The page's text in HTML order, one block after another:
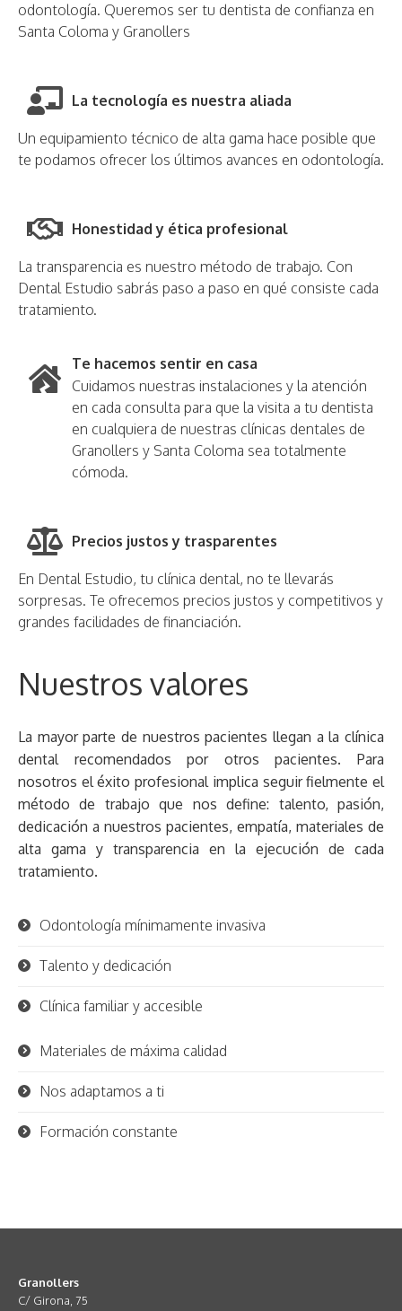
odontología. Queremos ser tu dentista de confianza en
Santa Coloma y Granollers
La tecnología es nuestra aliada
Un equipamiento técnico de alta gama hace posible que
te podamos ofrecer los últimos avances en odontología.
Honestidad y ética profesional
La transparencia es nuestro método de trabajo. Con
Dental Estudio sabrás paso a paso en qué consiste cada
tratamiento.
Te hacemos sentir en casa
Cuidamos nuestras instalaciones y la atención
en cada consulta para que la visita a tu dentista
en cualquiera de nuestras clínicas dentales de
Granollers y Santa Coloma sea totalmente
cómoda.
Precios justos y trasparentes
En Dental Estudio, tu clínica dental, no te llevarás
sorpresas. Te ofrecemos precios justos y competitivos y
grandes facilidades de financiación.
Nuestros valores
La mayor parte de nuestros pacientes llegan a la clínica
dental recomendados por otros pacientes. Para
nosotros el éxito profesional implica seguir fielmente el
método de trabajo que nos define: talento, pasión,
dedicación a nuestros pacientes, empatía, materiales de
alta gama y transparencia en la ejecución de cada
tratamiento.
Odontología mínimamente invasiva
Talento y dedicación
Clínica familiar y accesible
Materiales de máxima calidad
Nos adaptamos a ti
Formación constante
Granollers
C/ Girona, 75